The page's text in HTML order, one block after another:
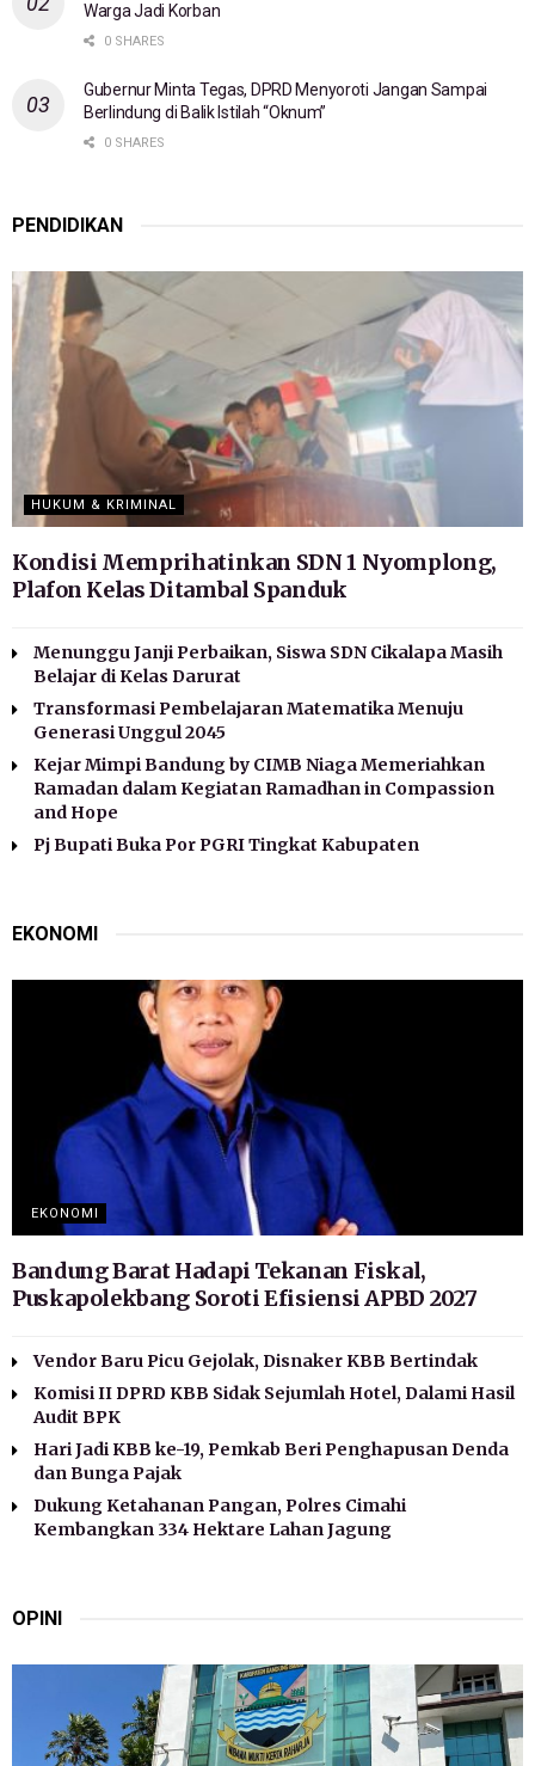
Warga Jadi Korban
0 SHARES
Gubernur Minta Tegas, DPRD Menyoroti Jangan Sampai
Berlindung di Balik Istilah “Oknum”
0 SHARES
PENDIDIKAN
HUKUM & KRIMINAL
Kondisi Memprihatinkan SDN 1 Nyomplong,
Plafon Kelas Ditambal Spanduk
Menunggu Janji Perbaikan, Siswa SDN Cikalapa Masih
Belajar di Kelas Darurat
Transformasi Pembelajaran Matematika Menuju
Generasi Unggul 2045
Kejar Mimpi Bandung by CIMB Niaga Memeriahkan
Ramadan dalam Kegiatan Ramadhan in Compassion
and Hope
Pj Bupati Buka Por PGRI Tingkat Kabupaten
EKONOMI
EKONOMI
Bandung Barat Hadapi Tekanan Fiskal,
Puskapolekbang Soroti Efisiensi APBD 2027
Vendor Baru Picu Gejolak, Disnaker KBB Bertindak
Komisi II DPRD KBB Sidak Sejumlah Hotel, Dalami Hasil
Audit BPK
Hari Jadi KBB ke-19, Pemkab Beri Penghapusan Denda
dan Bunga Pajak
Dukung Ketahanan Pangan, Polres Cimahi
Kembangkan 334 Hektare Lahan Jagung
OPINI